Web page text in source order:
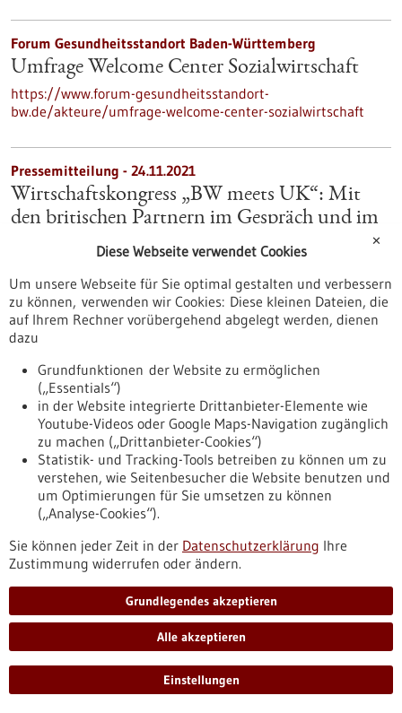
Forum Gesundheitsstandort Baden-Württemberg
Umfrage Welcome Center Sozialwirtschaft
https://www.forum-gesundheitsstandort-
bw.de/akteure/umfrage-welcome-center-sozialwirtschaft
Pressemitteilung - 24.11.2021
Wirtschaftskongress „BW meets UK“: Mit
den britischen Partnern im Gespräch und im
Geschäft bleiben
November im Rahmen des Wirtschaftskongresses „BW meets
UK“ gemeinsam mit der Britischen Botschafterin Jill Gallard
die Chancen und Potenziale der zukünftigen
Wirtschaftsbeziehungen zum Vereinigten Königreich und die
https://www.gesundheitsindustrie-
bw.de/fachbeitrag/pm/wirtschaftskongress-bw-meets-uk-
mit-den-britischen-partnern-im-gespraech-und-im-
geschaeft-bleiben
Pressemitteilung - 24.11.2021
BIOPRO als Anlaufstelle auf der MEDICA
Nach ihrer einjährigen, coronabedingten Pause fand die
✕
Diese Webseite verwendet Cookies
Um unsere Webseite für Sie optimal gestalten und verbessern
zu können, verwenden wir Cookies: Diese kleinen Dateien, die
auf Ihrem Rechner vorübergehend abgelegt werden, dienen
dazu
Grundfunktionen der Website zu ermöglichen
(„Essentials“)
in der Website integrierte Drittanbieter-Elemente wie
Youtube-Videos oder Google Maps-Navigation zugänglich
zu machen („Drittanbieter-Cookies“)
Statistik- und Tracking-Tools betreiben zu können um zu
verstehen, wie Seitenbesucher die Website benutzen und
um Optimierungen für Sie umsetzen zu können
(„Analyse-Cookies“).
Sie können jeder Zeit in der Datenschutzerklärung Ihre
Zustimmung widerrufen oder ändern.
Grundlegendes akzeptieren
Alle akzeptieren
Einstellungen